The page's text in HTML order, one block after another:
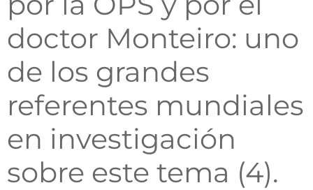
doctor Monteiro: uno
de los grandes
referentes mundiales
en investigación
sobre este tema (4).